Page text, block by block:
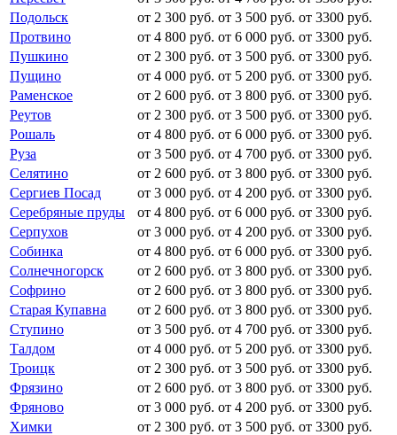
Подольск
от 2 300 руб. от 3 500 руб. от 3300 руб.
Протвино
от 4 800 руб. от 6 000 руб. от 3300 руб.
Пушкино
от 2 300 руб. от 3 500 руб. от 3300 руб.
Пущино
от 4 000 руб. от 5 200 руб. от 3300 руб.
Раменское
от 2 600 руб. от 3 800 руб. от 3300 руб.
Реутов
от 2 300 руб. от 3 500 руб. от 3300 руб.
Рошаль
от 4 800 руб. от 6 000 руб. от 3300 руб.
Руза
от 3 500 руб. от 4 700 руб. от 3300 руб.
Селятино
от 2 600 руб. от 3 800 руб. от 3300 руб.
Сергиев Посад
от 3 000 руб. от 4 200 руб. от 3300 руб.
Серебряные пруды
от 4 800 руб. от 6 000 руб. от 3300 руб.
Серпухов
от 3 000 руб. от 4 200 руб. от 3300 руб.
Собинка
от 4 800 руб. от 6 000 руб. от 3300 руб.
Солнечногорск
от 2 600 руб. от 3 800 руб. от 3300 руб.
Софрино
от 2 600 руб. от 3 800 руб. от 3300 руб.
Старая Купавна
от 2 600 руб. от 3 800 руб. от 3300 руб.
Ступино
от 3 500 руб. от 4 700 руб. от 3300 руб.
Талдом
от 4 000 руб. от 5 200 руб. от 3300 руб.
Троицк
от 2 300 руб. от 3 500 руб. от 3300 руб.
Фрязино
от 2 600 руб. от 3 800 руб. от 3300 руб.
Фряново
от 3 000 руб. от 4 200 руб. от 3300 руб.
Химки
от 2 300 руб. от 3 500 руб. от 3300 руб.